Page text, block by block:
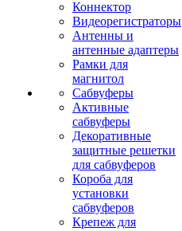
Коннектор
Видеорегистраторы
Антенны и
антенные адаптеры
Рамки для
магнитол
Сабвуферы
Активные
сабвуферы
Декоративные
защитные решетки
для сабвуферов
Короба для
установки
сабвуферов
Крепеж для